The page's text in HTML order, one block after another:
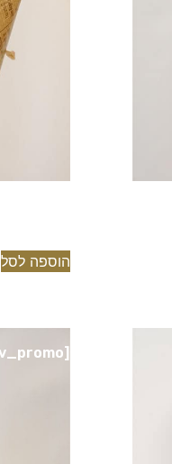
הוספה לסל
[tu_bav_promo]